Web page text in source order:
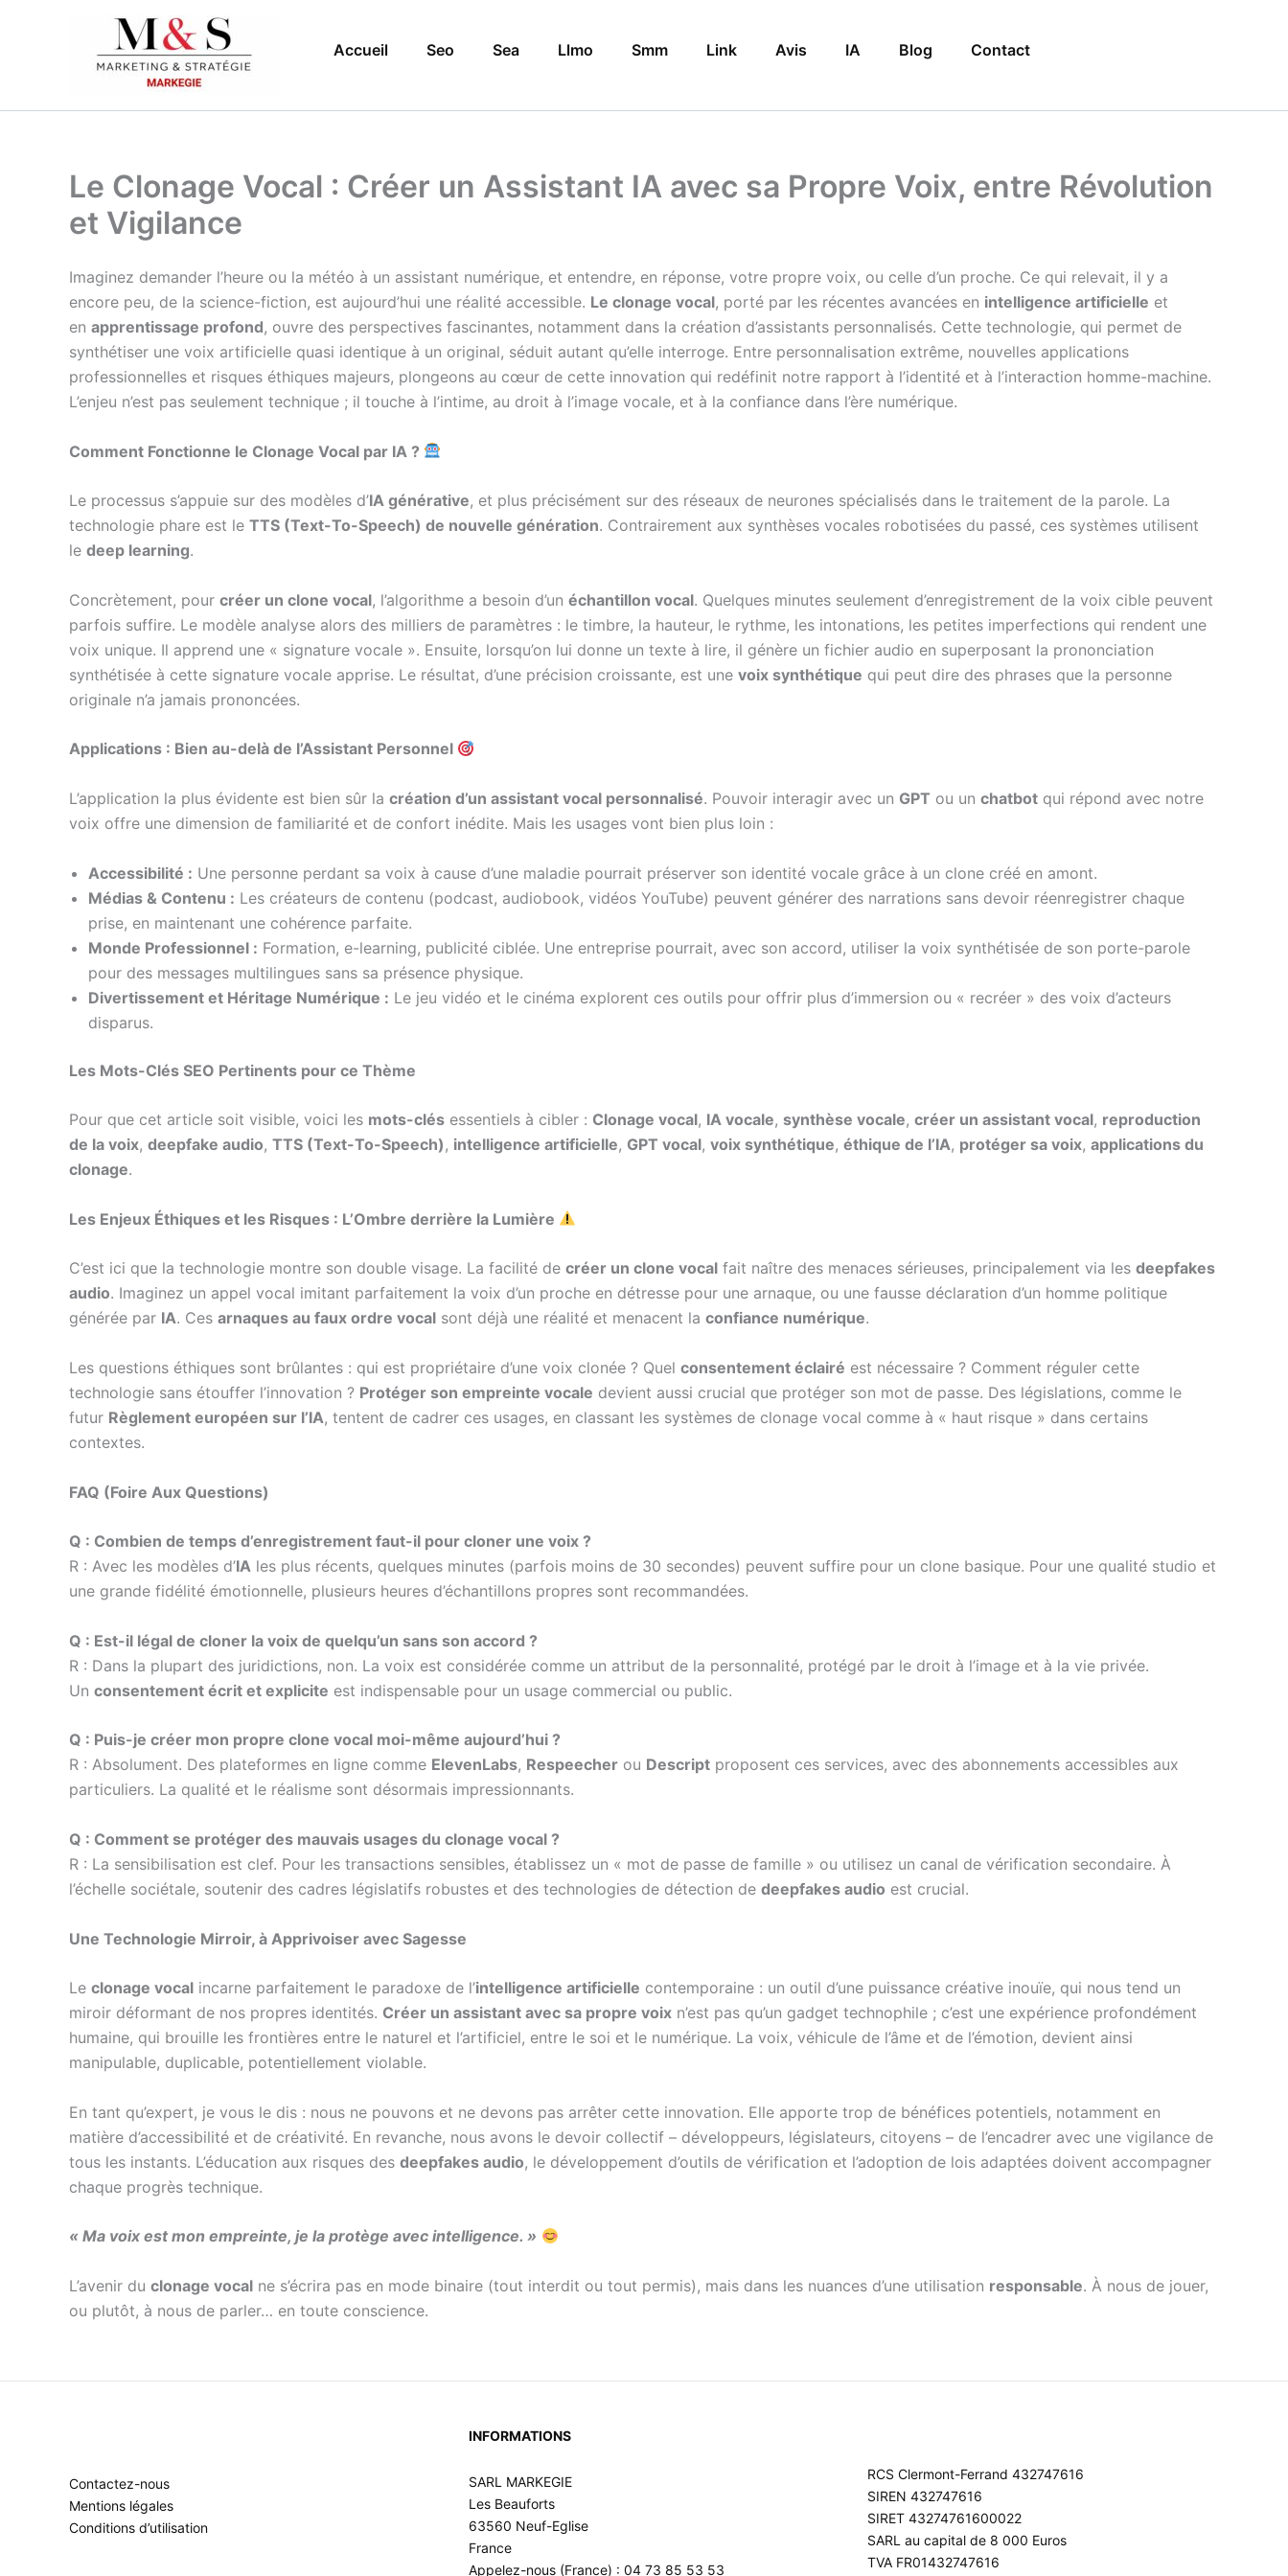
Accueil Seo Sea Llmo Smm Link Avis IA Blog Contact
Le Clonage Vocal : Créer un Assistant IA avec sa Propre Voix, entre Révolution
et Vigilance
Imaginez demander l’heure ou la météo à un assistant numérique, et entendre, en réponse, votre propre voix, ou celle d’un proche. Ce qui relevait, il y a
encore peu, de la science-fiction, est aujourd’hui une réalité accessible. Le clonage vocal, porté par les récentes avancées en intelligence artificielle et
en apprentissage profond, ouvre des perspectives fascinantes, notamment dans la création d’assistants personnalisés. Cette technologie, qui permet de
synthétiser une voix artificielle quasi identique à un original, séduit autant qu’elle interroge. Entre personnalisation extrême, nouvelles applications
professionnelles et risques éthiques majeurs, plongeons au cœur de cette innovation qui redéfinit notre rapport à l’identité et à l’interaction homme-machine.
L’enjeu n’est pas seulement technique ; il touche à l’intime, au droit à l’image vocale, et à la confiance dans l’ère numérique.
Comment Fonctionne le Clonage Vocal par IA ?
Le processus s’appuie sur des modèles d’IA générative, et plus précisément sur des réseaux de neurones spécialisés dans le traitement de la parole. La
technologie phare est le TTS (Text-To-Speech) de nouvelle génération. Contrairement aux synthèses vocales robotisées du passé, ces systèmes utilisent
le deep learning.
Concrètement, pour créer un clone vocal, l’algorithme a besoin d’un échantillon vocal. Quelques minutes seulement d’enregistrement de la voix cible peuvent
parfois suffire. Le modèle analyse alors des milliers de paramètres : le timbre, la hauteur, le rythme, les intonations, les petites imperfections qui rendent une
voix unique. Il apprend une « signature vocale ». Ensuite, lorsqu’on lui donne un texte à lire, il génère un fichier audio en superposant la prononciation
synthétisée à cette signature vocale apprise. Le résultat, d’une précision croissante, est une voix synthétique qui peut dire des phrases que la personne
originale n’a jamais prononcées.
Applications : Bien au-delà de l’Assistant Personnel
L’application la plus évidente est bien sûr la création d’un assistant vocal personnalisé. Pouvoir interagir avec un GPT ou un chatbot qui répond avec notre
voix offre une dimension de familiarité et de confort inédite. Mais les usages vont bien plus loin :
Accessibilité : Une personne perdant sa voix à cause d’une maladie pourrait préserver son identité vocale grâce à un clone créé en amont.
Médias & Contenu : Les créateurs de contenu (podcast, audiobook, vidéos YouTube) peuvent générer des narrations sans devoir réenregistrer chaque
prise, en maintenant une cohérence parfaite.
Monde Professionnel : Formation, e-learning, publicité ciblée. Une entreprise pourrait, avec son accord, utiliser la voix synthétisée de son porte-parole
pour des messages multilingues sans sa présence physique.
Divertissement et Héritage Numérique : Le jeu vidéo et le cinéma explorent ces outils pour offrir plus d’immersion ou « recréer » des voix d’acteurs
disparus.
Les Mots-Clés SEO Pertinents pour ce Thème
Pour que cet article soit visible, voici les mots-clés essentiels à cibler : Clonage vocal, IA vocale, synthèse vocale, créer un assistant vocal, reproduction
de la voix, deepfake audio, TTS (Text-To-Speech), intelligence artificielle, GPT vocal, voix synthétique, éthique de l’IA, protéger sa voix, applications du
clonage.
Les Enjeux Éthiques et les Risques : L’Ombre derrière la Lumière
C’est ici que la technologie montre son double visage. La facilité de créer un clone vocal fait naître des menaces sérieuses, principalement via les deepfakes
audio. Imaginez un appel vocal imitant parfaitement la voix d’un proche en détresse pour une arnaque, ou une fausse déclaration d’un homme politique
générée par IA. Ces arnaques au faux ordre vocal sont déjà une réalité et menacent la confiance numérique.
Les questions éthiques sont brûlantes : qui est propriétaire d’une voix clonée ? Quel consentement éclairé est nécessaire ? Comment réguler cette
technologie sans étouffer l’innovation ? Protéger son empreinte vocale devient aussi crucial que protéger son mot de passe. Des législations, comme le
futur Règlement européen sur l’IA, tentent de cadrer ces usages, en classant les systèmes de clonage vocal comme à « haut risque » dans certains
contextes.
FAQ (Foire Aux Questions)
Q : Combien de temps d’enregistrement faut-il pour cloner une voix ?
R : Avec les modèles d’IA les plus récents, quelques minutes (parfois moins de 30 secondes) peuvent suffire pour un clone basique. Pour une qualité studio et
une grande fidélité émotionnelle, plusieurs heures d’échantillons propres sont recommandées.
Q : Est-il légal de cloner la voix de quelqu’un sans son accord ?
R : Dans la plupart des juridictions, non. La voix est considérée comme un attribut de la personnalité, protégé par le droit à l’image et à la vie privée.
Un consentement écrit et explicite est indispensable pour un usage commercial ou public.
Q : Puis-je créer mon propre clone vocal moi-même aujourd’hui ?
R : Absolument. Des plateformes en ligne comme ElevenLabs, Respeecher ou Descript proposent ces services, avec des abonnements accessibles aux
particuliers. La qualité et le réalisme sont désormais impressionnants.
Q : Comment se protéger des mauvais usages du clonage vocal ?
R : La sensibilisation est clef. Pour les transactions sensibles, établissez un « mot de passe de famille » ou utilisez un canal de vérification secondaire. À
l’échelle sociétale, soutenir des cadres législatifs robustes et des technologies de détection de deepfakes audio est crucial.
Une Technologie Mirroir, à Apprivoiser avec Sagesse
Le clonage vocal incarne parfaitement le paradoxe de l’intelligence artificielle contemporaine : un outil d’une puissance créative inouïe, qui nous tend un
miroir déformant de nos propres identités. Créer un assistant avec sa propre voix n’est pas qu’un gadget technophile ; c’est une expérience profondément
humaine, qui brouille les frontières entre le naturel et l’artificiel, entre le soi et le numérique. La voix, véhicule de l’âme et de l’émotion, devient ainsi
manipulable, duplicable, potentiellement violable.
En tant qu’expert, je vous le dis : nous ne pouvons et ne devons pas arrêter cette innovation. Elle apporte trop de bénéfices potentiels, notamment en
matière d’accessibilité et de créativité. En revanche, nous avons le devoir collectif – développeurs, législateurs, citoyens – de l’encadrer avec une vigilance de
tous les instants. L’éducation aux risques des deepfakes audio, le développement d’outils de vérification et l’adoption de lois adaptées doivent accompagner
chaque progrès technique.
« Ma voix est mon empreinte, je la protège avec intelligence. »
L’avenir du clonage vocal ne s’écrira pas en mode binaire (tout interdit ou tout permis), mais dans les nuances d’une utilisation responsable. À nous de jouer,
ou plutôt, à nous de parler… en toute conscience.
Contactez-nous
Mentions légales
Conditions d’utilisation
INFORMATIONS
SARL MARKEGIE
Les Beauforts
63560 Neuf-Eglise
France
Appelez-nous (France) : 04 73 85 53 53
RCS Clermont-Ferrand 432747616
SIREN 432747616
SIRET 43274761600022
SARL au capital de 8 000 Euros
TVA FR01432747616